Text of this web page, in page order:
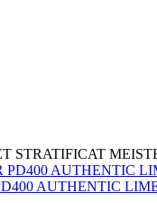
STRATIFICAT
AUTHENTIC